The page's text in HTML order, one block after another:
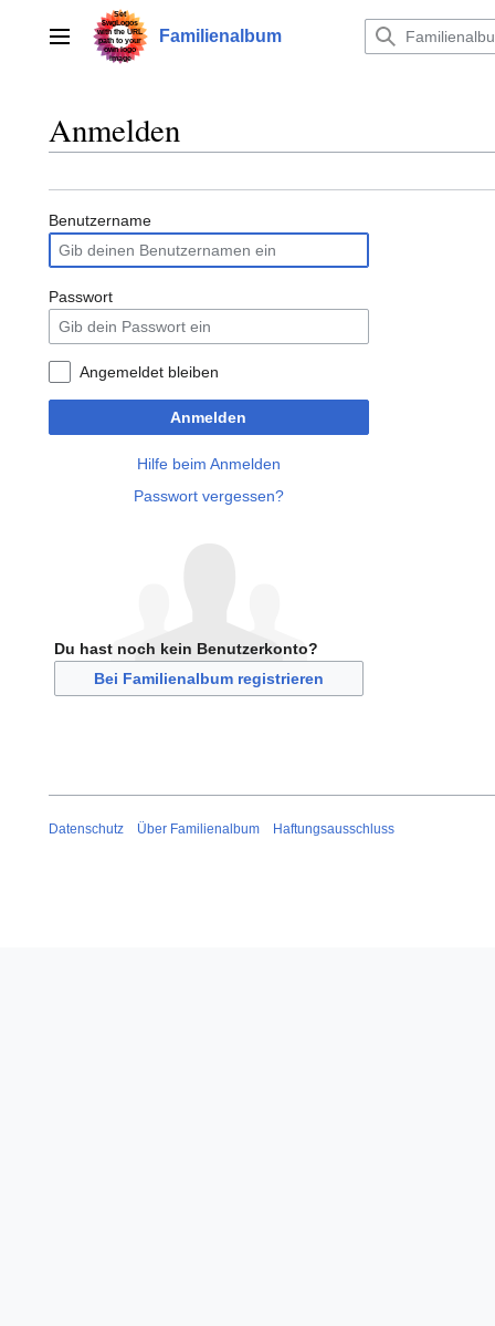
springenHauptmenü Familienalbum
Anmelden
Benutzername
Passwort
Angemeldet bleiben
Anmelden
Hilfe beim Anmelden
Passwort vergessen?
Du hast noch kein Benutzerkonto?
Bei Familienalbum registrieren
Datenschutz Über Familienalbum Haftungsausschluss